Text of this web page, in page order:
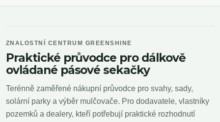
ZNALOSTNÍ CENTRUM GREENSHINE
Praktické průvodce pro dálkově
ovládané pásové sekačky
Terénně zaměřené nákupní průvodce pro svahy, sady,
solární parky a výběr mulčovače. Pro dodavatele, vlastníky
pozemků a dealery, kteří potřebují praktické rozhodnutí